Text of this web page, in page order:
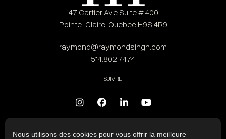
147 Cartier Ave Suite # 400,
Pointe-Claire, Quebec H9S 4R9
raymond@raymondsingh.com
514.802.7474
SUIVRE
Nous utilisons des cookies pour vous offrir la meilleure